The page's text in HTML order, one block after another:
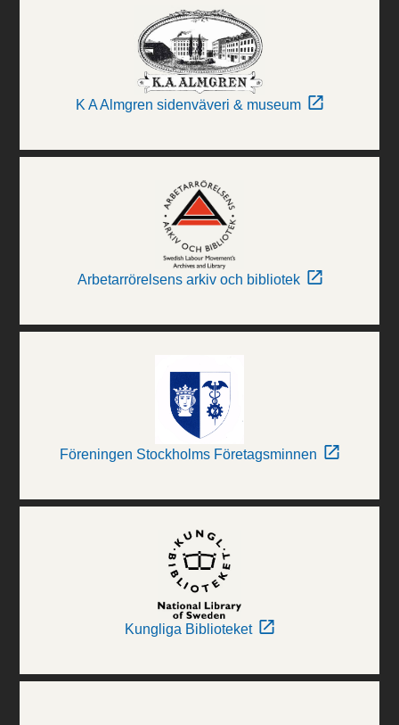
K A Almgren sidenväveri & museum
Arbetarrörelsens arkiv och bibliotek
Föreningen Stockholms Företagsminnen
Kungliga Biblioteket